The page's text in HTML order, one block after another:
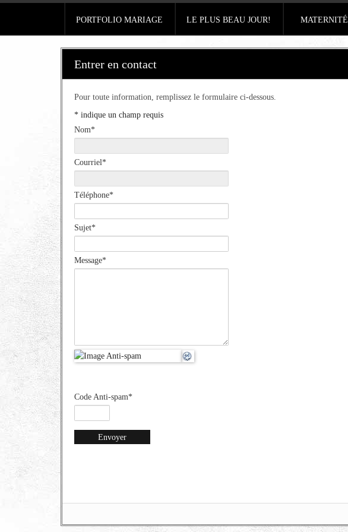
MATERNITÉ
LE PLUS BEAU JOUR!
PORTFOLIO MARIAGE
Entrer en contact
Pour toute information, remplissez le formulaire ci-dessous.
* indique un champ requis
Nom*
Courriel*
Téléphone*
Sujet*
Message*
Code Anti-spam*